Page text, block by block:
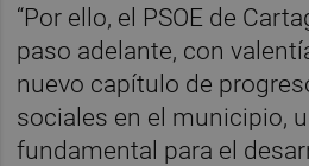
“Por ello, el PSOE de
paso adelante, con
nuevo capítulo de
sociales en el municipio,
fundamental para el